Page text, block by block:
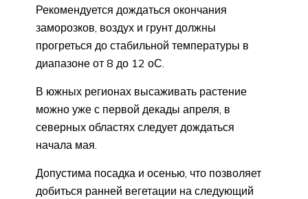
Рекомендуется дождаться окончания
заморозков, воздух и грунт должны
прогреться до стабильной температуры в
диапазоне от 8 до 12 оС.
В южных регионах высаживать растение
можно уже с первой декады апреля, в
северных областях следует дождаться
начала мая.
Допустима посадка и осенью, что позволяет
добиться ранней вегетации на следующий